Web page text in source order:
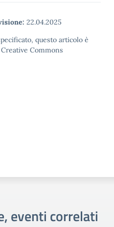
22.04.2025
questo articolo è
Commons
eventi correlati